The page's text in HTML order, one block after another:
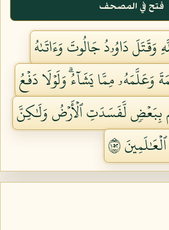
فتح في المصحف
وَقَتَلَ دَاوُۥدُ جَالُوتَ وَءَاتَىٰهُ
وَعَلَّمَهُۥ مِمَّا يَشَآءُۗ وَلَوۡلَا دَفۡعُ
بِبَعۡضٖ لَّفَسَدَتِ ٱلۡأَرۡضُ وَلَٰكِنَّ
٢٥١